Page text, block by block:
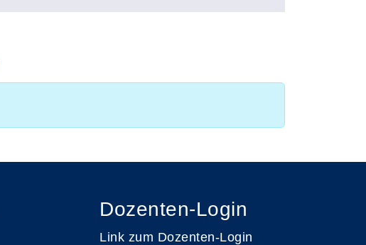
Dozenten-Login
Link zum Dozenten-Login